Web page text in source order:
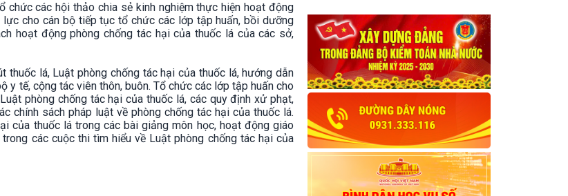
chức các hội thảo chia sẻ kinh nghiệm thực hiện hoạt động
cho cán bộ tiếp tục tổ chức các lớp tập huấn, bồi dưỡng
hoạt động phòng chống tác hại của thuốc lá của các sở,
lá, Luật phòng chống tác hại của thuốc lá, hướng dẫn
y tế, cộng tác viên thôn, buôn. Tổ chức các lớp tập huấn cho
phòng chống tác hại của thuốc lá, các quy định xử phạt,
chính sách pháp luật về phòng chống tác hại của thuốc lá.
của thuốc lá trong các bài giảng môn học, hoạt động giáo
các cuộc thi tìm hiểu về Luật phòng chống tác hại của